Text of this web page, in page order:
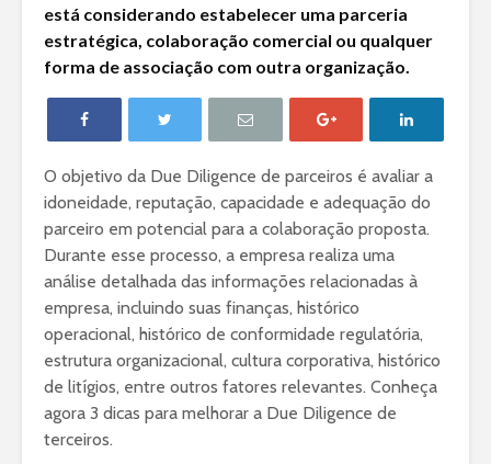
está considerando estabelecer uma parceria
estratégica, colaboração comercial ou qualquer
forma de associação com outra organização.
O objetivo da Due Diligence de parceiros é avaliar a
idoneidade, reputação, capacidade e adequação do
parceiro em potencial para a colaboração proposta.
Durante esse processo, a empresa realiza uma
análise detalhada das informações relacionadas à
empresa, incluindo suas finanças, histórico
operacional, histórico de conformidade regulatória,
estrutura organizacional, cultura corporativa, histórico
de litígios, entre outros fatores relevantes. Conheça
agora 3 dicas para melhorar a Due Diligence de
terceiros.